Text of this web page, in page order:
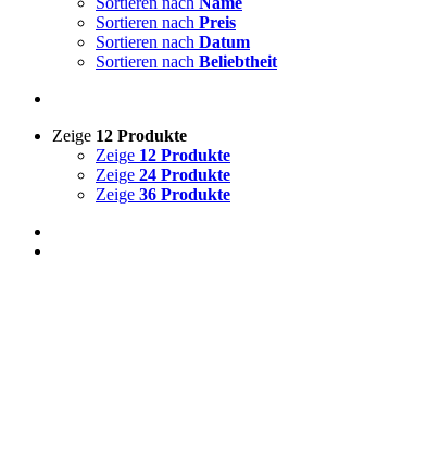
Sortieren nach Preis
Sortieren nach Datum
Sortieren nach Beliebtheit
Zeige 12 Produkte
Zeige 12 Produkte
Zeige 24 Produkte
Zeige 36 Produkte